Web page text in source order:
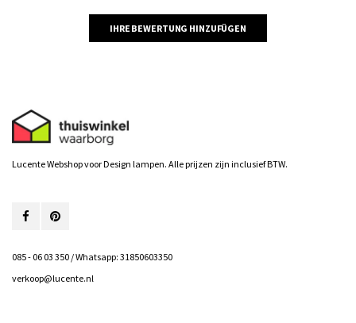
IHRE BEWERTUNG HINZUFÜGEN
Lucente Webshop voor Design lampen. Alle prijzen zijn inclusief BTW.
085 - 06 03 350 / Whatsapp: 31850603350
verkoop@lucente.nl